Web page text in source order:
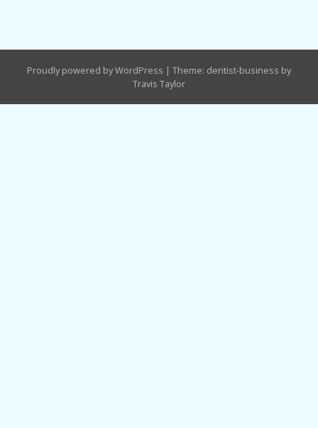
Proudly powered by WordPress | Theme: dentist-business by
Travis Taylor